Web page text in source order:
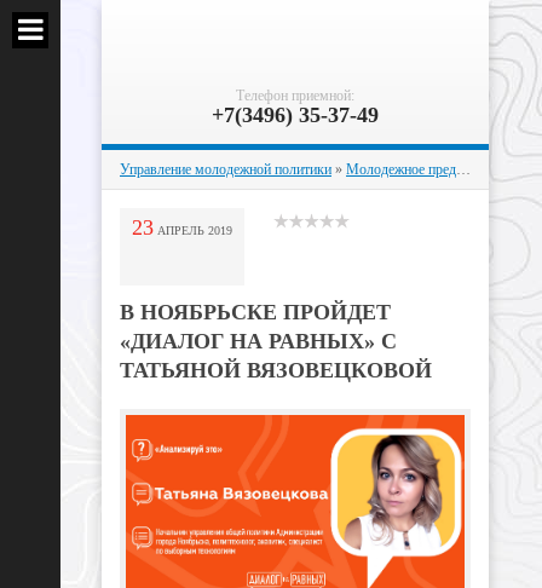
Телефон приемной:
+7(3496) 35-37-49
Управление молодежной политики » Молодежное предпринимательство и профориентация
23 АПРЕЛЬ 2019
В НОЯБРЬСКЕ ПРОЙДЕТ
«ДИАЛОГ НА РАВНЫХ» С
ТАТЬЯНОЙ ВЯЗОВЕЦКОВОЙ